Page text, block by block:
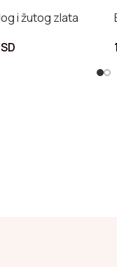
i žutog zlata